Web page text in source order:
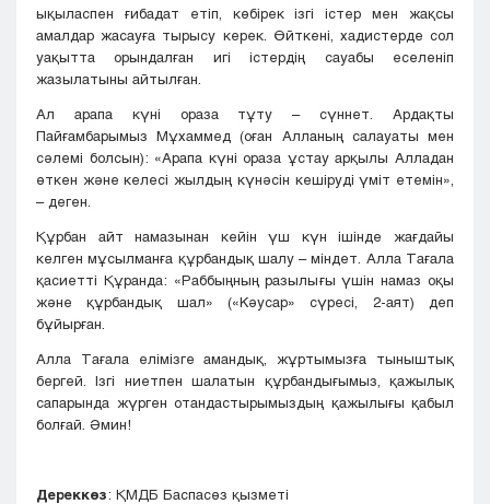
ықыласпен ғибадат етіп, көбірек ізгі істер мен жақсы
амалдар жасауға тырысу керек. Өйткені, хадистерде сол
уақытта орындалған игі істердің сауабы еселеніп
жазылатыны айтылған.
Ал арапа күні ораза тұту – сүннет. Ардақты
Пайғамбарымыз Мұхаммед (оған Алланың салауаты мен
сәлемі болсын): «Арапа күні ораза ұстау арқылы Алладан
өткен және келесі жылдың күнәсін кешіруді үміт етемін»,
– деген.
Құрбан айт намазынан кейін үш күн ішінде жағдайы
келген мұсылманға құрбандық шалу – міндет. Алла Тағала
қасиетті Құранда: «Раббыңның разылығы үшін намаз оқы
және құрбандық шал» («Кәусар» сүресі, 2-аят) деп
бұйырған.
Алла Тағала елімізге амандық, жұртымызға тыныштық
бергей. Ізгі ниетпен шалатын құрбандығымыз, қажылық
сапарында жүрген отандастырымыздың қажылығы қабыл
болғай. Әмин!
Дереккөз: ҚМДБ Баспасөз қызметі